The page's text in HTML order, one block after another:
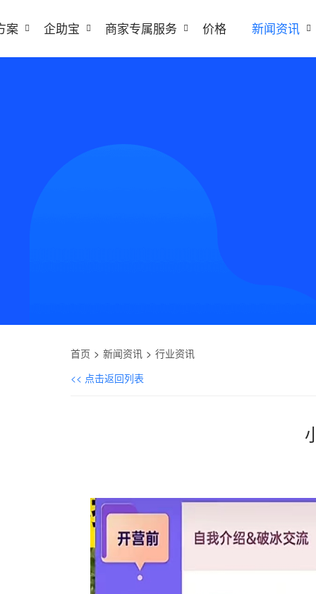
案 企助宝 商家专属服务 价格 新闻资讯
首页 新闻资讯
行业资讯
<< 点击返回列表